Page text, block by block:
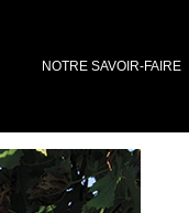
NOTRE SAVOIR-FAIRE